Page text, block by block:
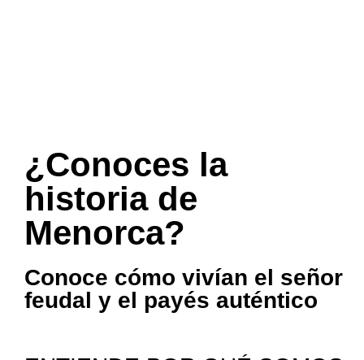
¿Conoces la
historia de
Menorca?
Conoce cómo vivían el señor
feudal y el payés auténtico